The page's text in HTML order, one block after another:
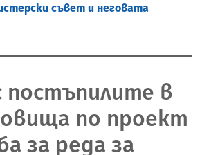
съвет и неговата
постъпилите в
по проект
за реда за